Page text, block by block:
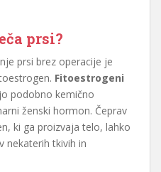
prsi?
prsi brez operacije je
Fitoestrogeni
podobno kemično
ženski hormon. Čeprav
ki ga proizvaja telo, lahko
nekaterih tkivih in